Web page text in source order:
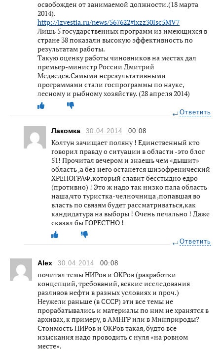
освобожден от занимаемой должности.(18 марта
2014).
http://izvestia.ru/news/567622#ixzz30Isc5MV7
Лишь 5 государственных программ из имеющихся в
стране 38 показали высокую эффективность по
результатам работы.
Такую оценку работы чиновников на местах дал
премьер-министр России Дмитрий
Медведев.Самыми нерезультативными
программами стали госпрограммы по науке,
лесному и рыбному хозяйству. (28 апреля 2014)
Ответить
Лакомка 30.04.2014 00:08
Колтун зачищает поляну ! Единственный кто
говорил правду о ситуации в области -это блог
51! Прочитал вечером и знаешь чем «дышит»
область ,а без него останется шизофренический
ХРЕНОГРАФ,который славит бесстыдно едро
(противно) ! Это ж надо так низко пала область
наша,что туристка-челночница ,попавшая во
власть по связям будет рассматриваться,как
кандидатура на выборы ! Очень печально ! Даже
сказал бы ГОРЕСТНО !
Ответить
Alex 30.04.2014 00:08
почитал темы НИРов и ОКРов (разработки
концепций, требований, всякие исследования
разливов нефти в разных условиях и проч.)
Неужели раньше (в СССР) эти все темы не
прорабатывались и материалы по ним не хранятся в
архивах, к примеру, в АМНГР или в Минприроды?
Стоимость НИРов и ОКРов такая, будто все
изыскания надо проводить с нуля «на ровном
месте».